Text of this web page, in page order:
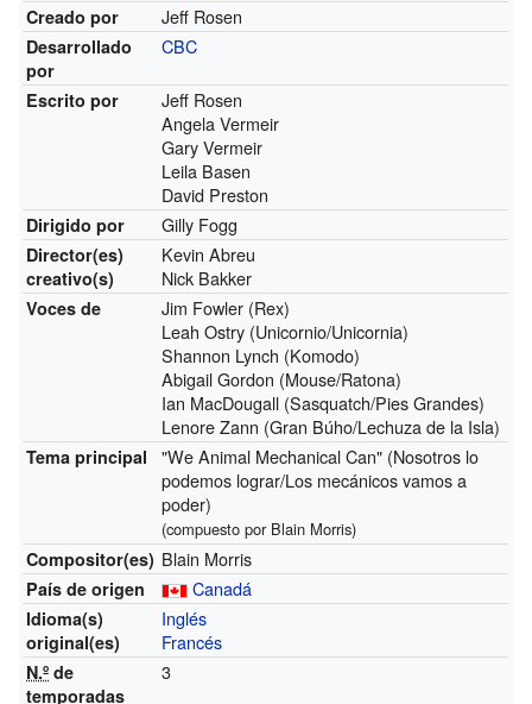
Creado por Jeff Rosen
Desarrollado
por
CBC
Escrito por
Jeff Rosen
Angela Vermeir
Gary Vermeir
Leila Basen
David Preston
Dirigido por Gilly Fogg
Director(es)
creativo(s)
Kevin Abreu
Nick Bakker
Voces de
Jim Fowler (Rex)
Leah Ostry (Unicornio/Unicornia)
Shannon Lynch (Komodo)
Abigail Gordon (Mouse/Ratona)
Ian MacDougall (Sasquatch/Pies Grandes)
Lenore Zann (Gran Búho/Lechuza de la Isla)
Tema principal
"We Animal Mechanical Can" (Nosotros lo
podemos lograr/Los mecánicos vamos a
poder)
(compuesto por Blain Morris)
Compositor(es) Blain Morris
País de origen Canadá
Idioma(s)
original(es)
Inglés
Francés
N.º de
temporadas
3